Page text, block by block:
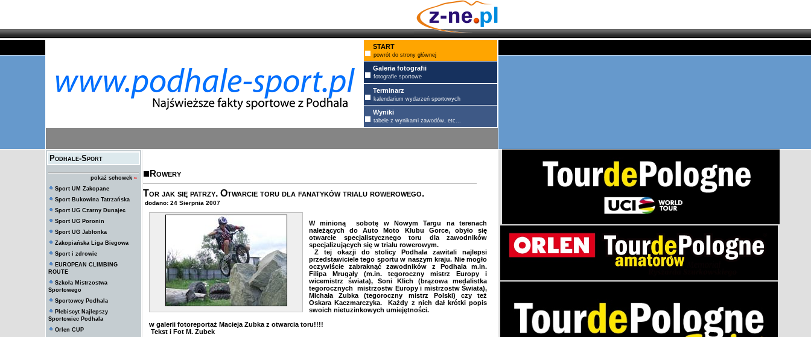
START
powrót do strony głównej
Galeria fotografii
fotografie sportowe
Terminarz
kalendarium wydarzeń sportowych
Wyniki
tabele z wynikami zawodów, etc...
Podhale-Sport
pokaż schowek »
Sport UM Zakopane
Sport Bukowina Tatrzańska
Sport UG Czarny Dunajec
Sport UG Poronin
Sport UG Jabłonka
Zakopiańska Liga Biegowa
Sport i zdrowie
EUROPEAN CLIMBING
ROUTE
Szkoła Mistrzostwa
Sportowego
Sportowcy Podhala
Plebiscyt Najlepszy
Sportowiec Podhala
Orlen CUP
Rowery
Tor jak się patrzy. Otwarcie toru dla fanatyków trialu rowerowego.
dodano: 24 Sierpnia 2007
W minioną sobotę w Nowym Targu na terenach
należących do Auto Moto Klubu Gorce, obyło się
otwarcie specjalistycznego toru dla zawodników
specjalizujących się w trialu rowerowym.
Z tej okazji do stolicy Podhala zawitali najlepsi
przedstawiciele tego sportu w naszym kraju. Nie mogło
oczywiście zabraknąć zawodników z Podhala m.in.
Filipa Mrugały (m.in. tegoroczny mistrz Europy i
wicemistrz świata), Soni Klich (brązowa medalistka
tegorocznych mistrzostw Europy i mistrzostw Świata),
Michała Zubka (tegoroczny mistrz Polski) czy też
Oskara Kaczmarczyka. Każdy z nich dał krótki popis
swoich nietuzinkowych umiejętności.
w galerii fotoreportaż Macieja Zubka z otwarcia toru!!!!
Tekst i Fot M. Zubek